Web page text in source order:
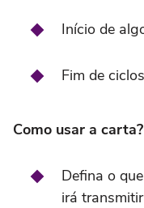
Início de
Fim de
Como usar a carta?
Defina o
irá